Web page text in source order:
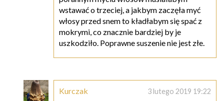
wstawać o trzeciej, a jakbym zaczęła myć
włosy przed snem to kładłabym się spać z
mokrymi, co znacznie bardziej by je
uszkodziło. Poprawne suszenie nie jest złe.
Kurczak 3 lutego 2019 19:22